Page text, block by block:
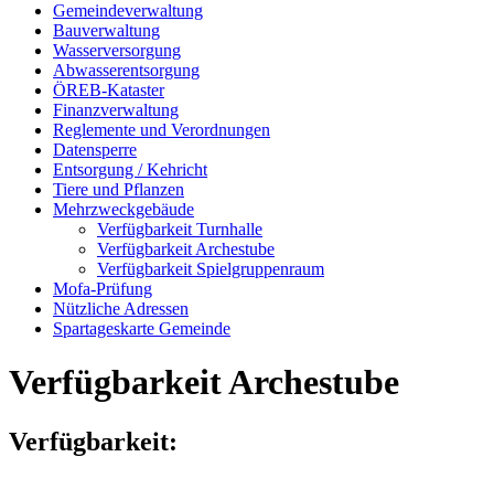
Gemeindeverwaltung
Bauverwaltung
Wasserversorgung
Abwasserentsorgung
ÖREB-Kataster
Finanzverwaltung
Reglemente und Verordnungen
Datensperre
Entsorgung / Kehricht
Tiere und Pflanzen
Mehrzweckgebäude
Verfügbarkeit Turnhalle
Verfügbarkeit Archestube
Verfügbarkeit Spielgruppenraum
Mofa-Prüfung
Nützliche Adressen
Spartageskarte Gemeinde
Verfügbarkeit Archestube
Verfügbarkeit: